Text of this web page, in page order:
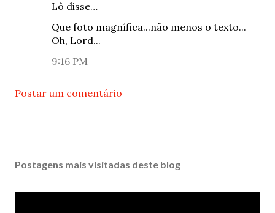
Lô disse…
Que foto magnífica...não menos o texto...
Oh, Lord...
9:16 PM
Postar um comentário
Postagens mais visitadas deste blog